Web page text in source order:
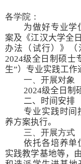
各学院：
为做好专业学
案及《江汉大学全
办法
（试行） 》（
2024级全日制硕士
生”） 专业实践工作
一、开展对象
2024级全日制
二、 时间安排
专业实践时间
养方案执行。
三、开展方式
依托各培养单
实践教学基地等，